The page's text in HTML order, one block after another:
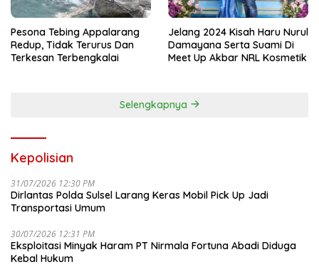
Pesona Tebing Appalarang
Redup, Tidak Terurus Dan
Terkesan Terbengkalai
Jelang 2024 Kisah Haru Nurul
Damayana Serta Suami Di
Meet Up Akbar NRL Kosmetik
Selengkapnya
Kepolisian
31/07/2026 12:30 PM
Dirlantas Polda Sulsel Larang Keras Mobil Pick Up Jadi
Transportasi Umum
30/07/2026 12:31 PM
Eksploitasi Minyak Haram PT Nirmala Fortuna Abadi Diduga
Kebal Hukum